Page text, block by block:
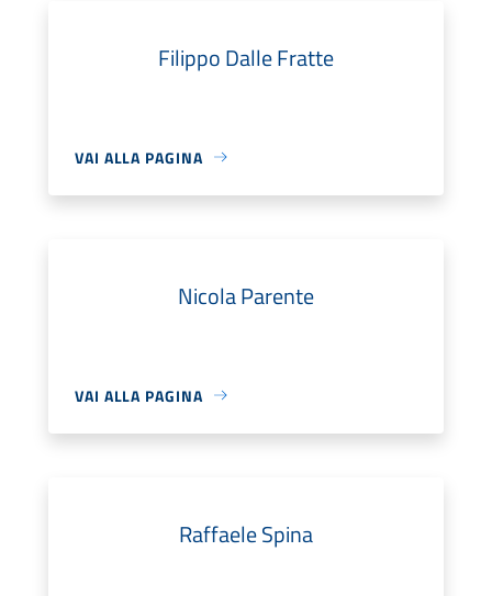
Filippo Dalle Fratte
VAI ALLA PAGINA
Nicola Parente
VAI ALLA PAGINA
Raffaele Spina